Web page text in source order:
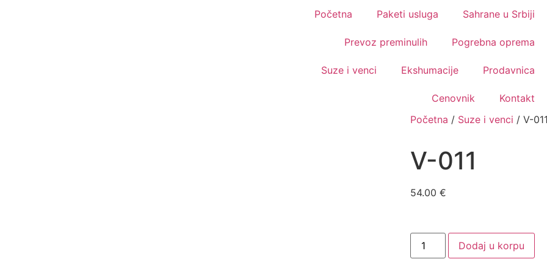
Početna Paketi usluga Sahrane u Srbiji
Prevoz preminulih Pogrebna oprema
Suze i venci Ekshumacije Prodavnica
Cenovnik
Kontakt
Početna / Suze i venci / V-
V-011
54.00 €
Dodaj u korpu